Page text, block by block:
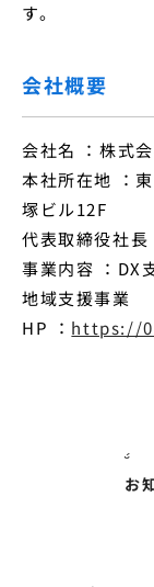
す。
会社概要
会社名 ：株式
本社所在地 ：
塚ビル12F
代表取締役社⻑
事業内容 ：DX
地域支援事業
HP ： https://
お